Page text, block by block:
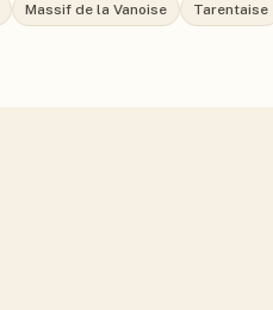
Massif de la Vanoise Tarentaise